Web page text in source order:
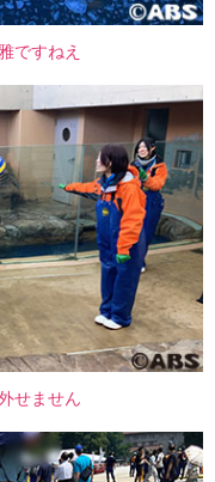
ですねえ
せません